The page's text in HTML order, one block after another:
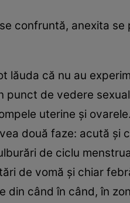
confruntă, anexita
lăuda că nu au
punct de vedere
uterine şi
două faze: acută
de ciclu
de vomă şi chiar
din când în când, în